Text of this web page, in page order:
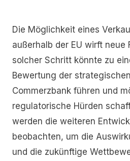
Die Möglichkeit eines
außerhalb der EU wirft neue
solcher Schritt könnte zu
Bewertung der
Commerzbank führen und
regulatorische Hürden
werden die weiteren
beobachten, um die
und die zukünftige